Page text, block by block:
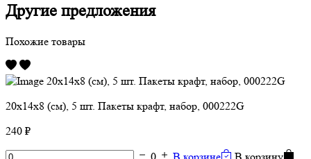
Другие предложения
Похожие товары
20х14х8 (см), 5 шт. Пакеты крафт, набор, 000222G
240 ₽
0
В корзине В корзину